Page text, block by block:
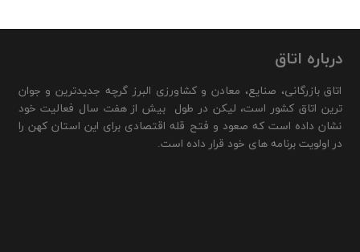
درباره اتاق
اتاق بازرگانی، صنایع، معادن و کشاورزی البرز گرچه جدیدترین و جوان
ترین اتاق کشور است، لیکن در طول بیش از هفت سال فعالیت خود
نشان داده است که صعود و فتح قله اقتصادی برای این استان کهن را
در اولویت برنامه های خود قرار داده است.